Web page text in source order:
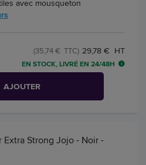
avec mousqueton
29,78 € HT
(35,74 € TTC)
EN STOCK, LIVRÉ EN 24/48H
AJOUTER
Extra Strong Jojo - Noir -